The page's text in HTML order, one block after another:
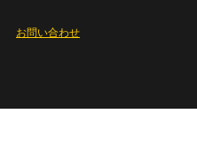
お問い合わせ